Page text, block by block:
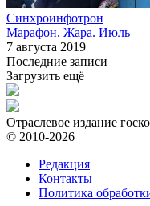
Синхроинфотрон
Марафон. Жара. Июль
7 августа 2019
Последние записи
Загрузить ещё
Отраслевое издание
© 2010-2026
Редакция
Контакты
Политика